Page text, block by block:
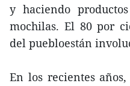
y haciendo
mochilas. El 80 por
del puebloestán
En los recientes